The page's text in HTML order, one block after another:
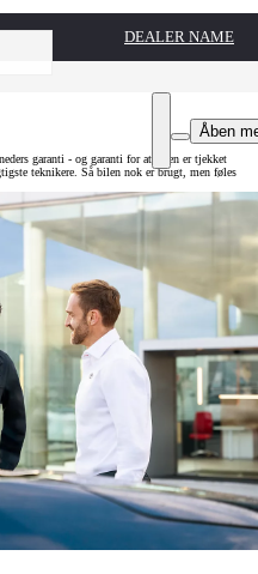
DEALER NAME
Åben
garanti - og garanti for at bilen er tjekket
teknikere. Så bilen nok er brugt, men føles